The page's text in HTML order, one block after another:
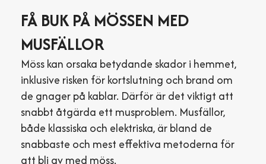
FÅ BUK PÅ MÖSSEN MED
MUSFÄLLOR
Möss kan orsaka betydande skador i hemmet,
inklusive risken för kortslutning och brand om
de gnager på kablar. Därför är det viktigt att
snabbt åtgärda ett musproblem. Musfällor,
både klassiska och elektriska, är bland de
snabbaste och mest effektiva metoderna för
att bli av med möss.